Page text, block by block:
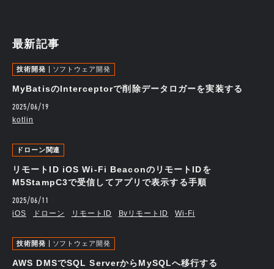
最新記事
技術開発 ソフトウェア開発
MyBatisのInterceptorで削除データロガーを実装する
2025/06/19
kotlin
ドローン関連
リモートID iOS Wi-Fi BeaconのリモートIDを
M5StampC3で受信してアプリで表示する手順
2025/06/11
iOS ドローン リモートID BvリモートID Wi-Fi
技術開発 ソフトウェア開発
AWS DMSでSQL ServerからMySQLへ移行する